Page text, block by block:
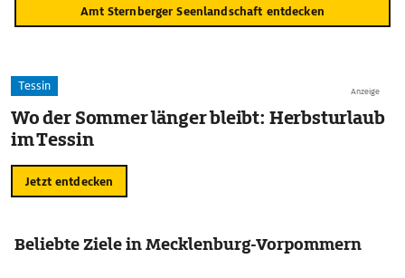
Amt Sternberger Seenlandschaft entdecken
Anzeige
Tessin
Wo der Sommer länger bleibt: Herbsturlaub
im Tessin
Jetzt entdecken
Beliebte Ziele in Mecklenburg-Vorpommern